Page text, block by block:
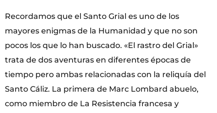
Recordamos que el Santo Grial es uno de los
mayores enigmas de la Humanidad y que no son
pocos los que lo han buscado. «El rastro del Grial»
trata de dos aventuras en diferentes épocas de
tiempo pero ambas relacionadas con la reliquía del
Santo Cáliz. La primera de Marc Lombard abuelo,
como miembro de La Resistencia francesa y